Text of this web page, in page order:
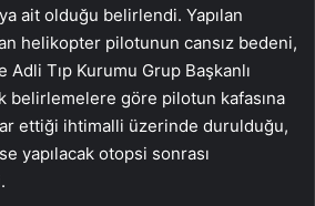
ait olduğu belirlendi. Yapılan
helikopter pilotunun cansız bedeni,
Adli Tıp Kurumu Grup Başkanlı
belirlemelere göre pilotun kafasına
ettiği ihtimalli üzerinde durulduğu,
yapılacak otopsi sonrası